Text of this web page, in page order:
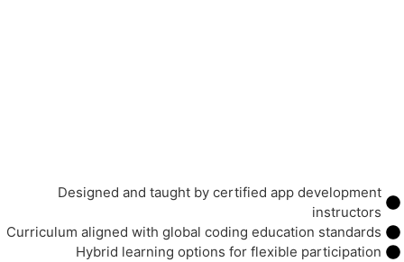
Designed and taught by certified app development
instructors
Curriculum aligned with global coding education standards
Hybrid learning options for flexible participation